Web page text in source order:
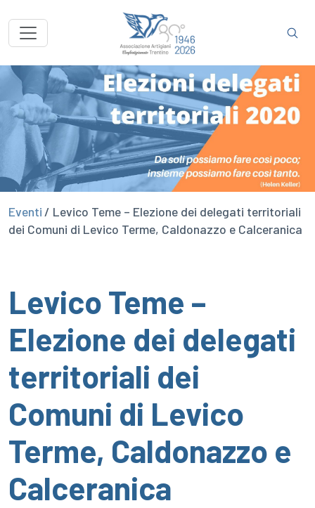
Eventi / Levico Teme – Elezione dei delegati territoriali
dei Comuni di Levico Terme, Caldonazzo e Calceranica
Levico Teme –
Elezione dei delegati
territoriali dei
Comuni di Levico
Terme, Caldonazzo e
Calceranica